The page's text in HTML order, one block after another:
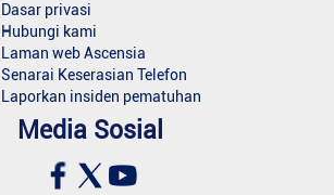
Dasar privasi
Hubungi kami
Laman web Ascensia
Senarai Keserasian Telefon
Laporkan insiden pematuhan
Media Sosial